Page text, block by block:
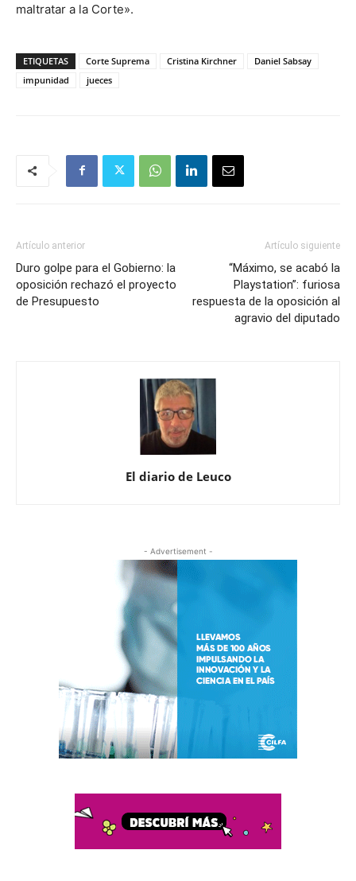
maltratar a la Corte».
ETIQUETAS Corte Suprema Cristina Kirchner
Daniel Sabsay
impunidad
jueces
Artículo anterior
Duro golpe para el Gobierno: la
oposición rechazó el proyecto
de Presupuesto
Artículo siguiente
“Máximo, se acabó la
Playstation”: furiosa
respuesta de la oposición al
agravio del diputado
El diario de Leuco
- Advertisement -